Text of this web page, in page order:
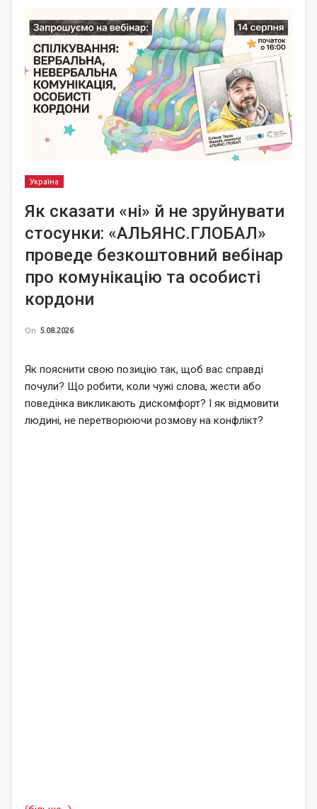
Україна
Як сказати «ні» й не зруйнувати
стосунки: «АЛЬЯНС.ГЛОБАЛ»
проведе безкоштовний вебінар
про комунікацію та особисті
кордони
On 5.08.2026
Як пояснити свою позицію так, щоб вас справді
почули? Що робити, коли чужі слова, жести або
поведінка викликають дискомфорт? І як відмовити
людині, не перетворюючи розмову на конфлікт?